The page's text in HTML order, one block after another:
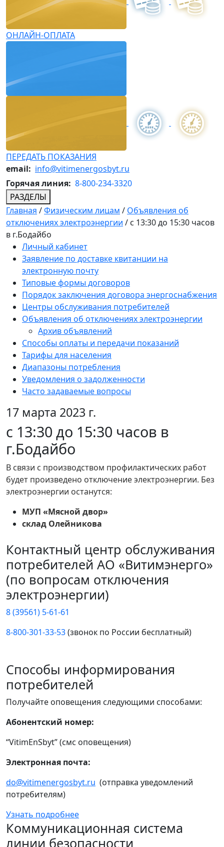
ОНЛАЙН-ОПЛАТА
ПЕРЕДАТЬ ПОКАЗАНИЯ
email: info@vitimenergosbyt.ru
Горячая линия: 8-800-234-3320
РАЗДЕЛЫ
Главная /Физическим лицам / Объявления об
отключениях электроэнергии / с 13:30 до 15:30 часов
в г.Бодайбо
Личный кабинет
Заявление по доставке квитанции на
электронную почту
Типовые формы договоров
Порядок заключения договора энергоснабжения
Центры обслуживания потребителей
Объявления об отключениях электроэнергии
Архив объявлений
Способы оплаты и передачи показаний
Тарифы для населения
Диапазоны потребления
Уведомления о задолженности
Часто задаваемые вопросы
17 марта 2023 г.
с 13:30 до 15:30 часов в
г.Бодайбо
В связи с производством профилактических работ
будет произведено отключение электроэнергии. Без
электроэнергии останутся:
МУП «Мясной двор»
склад Олейникова
Контактный центр обслуживания
потребителей АО «Витимэнерго»
(по вопросам отключения
электроэнергии)
8 (39561) 5-61-61
8-800-301-33-53(звонок по России бесплатный)
Способы информирования
потребителей
Получайте оповещения следующими способами:
Абонентский номер:
“VitimEnSbyt” (смс оповещения)
Электронная почта:
do@vitimenergosbyt.ru (отправка уведомлений
потребителям)
Узнать подробнее
Коммуникационная система
линии безопасности